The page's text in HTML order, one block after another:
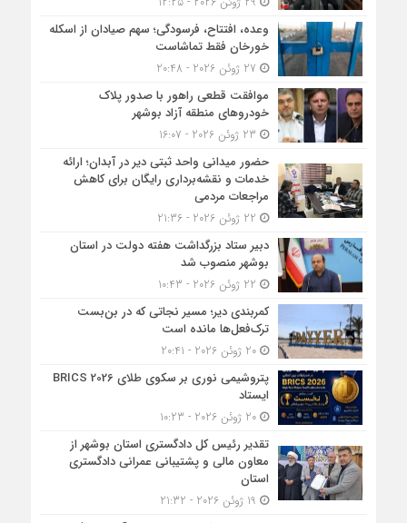
وعده، افتتاح، فرسودگی؛ سهم صیادان از اسکله
خورخان فقط تماشاست
موافقت قطعی راهور با صدور پلاک
خودروهای منطقه آزاد بوشهر
حضور میدانی واحد ثبتی دیر در آبدان؛ ارائه
خدمات و نقشه‌برداری رایگان برای کاهش
مراجعات مردمی
دبیر ستاد بزرگداشت هفته دولت در استان
بوشهر منصوب شد
کمربندی دیر؛ مسیر نجاتی که در بن‌بست
ترک‌فعل‌ها مانده است
20 ژوئن 2026 - 20:41
پتروشیمی نوری بر سکوی طلای BRICS 2026
ایستاد
20 ژوئن 2026 - 10:23
تقدیر رئیس کل دادگستری استان بوشهر از
معاون مالی و پشتیبانی عمرانی دادگستری
استان